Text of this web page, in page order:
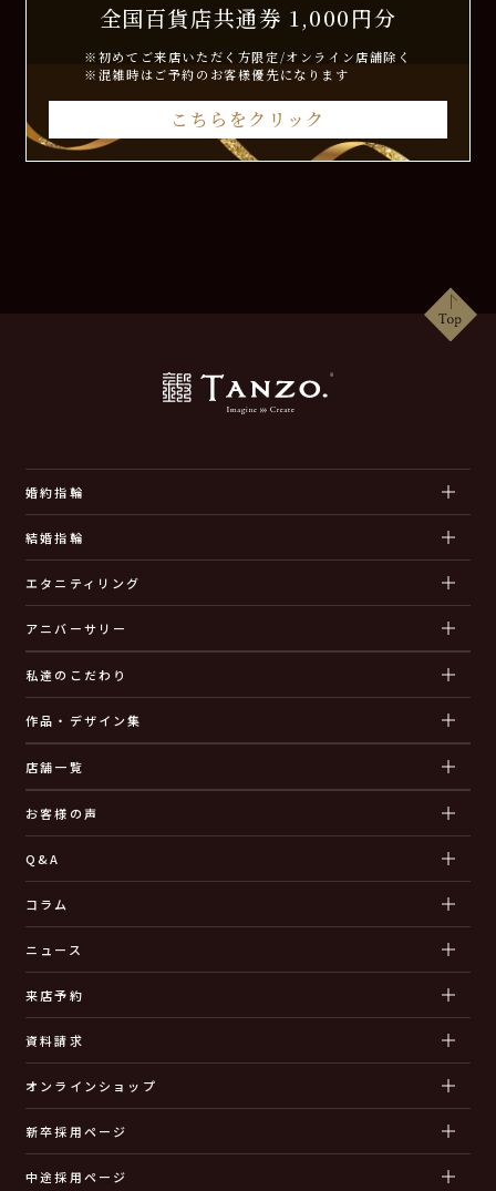
全国百貨店共通券 1,000円分
※初めてご来店いただく方限定/オンライン店舗除く
※混雑時はご予約のお客様優先になります
こちらをクリック
婚約指輪
結婚指輪
エタニティリング
アニバーサリー
私達のこだわり
作品・デザイン集
店舗一覧
お客様の声
Q&A
コラム
ニュース
来店予約
資料請求
オンラインショップ
新卒採用ページ
中途採用ページ